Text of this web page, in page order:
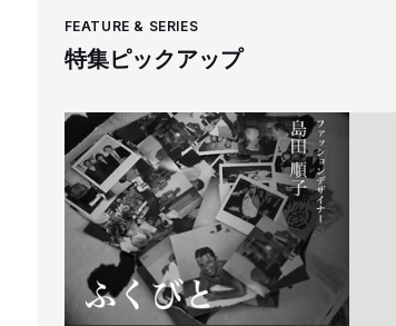
FEATURE & SERIES
特集ピックアップ